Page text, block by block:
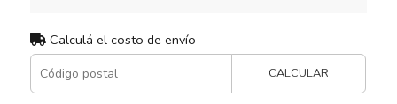
Calculá el costo de envío
CALCULAR